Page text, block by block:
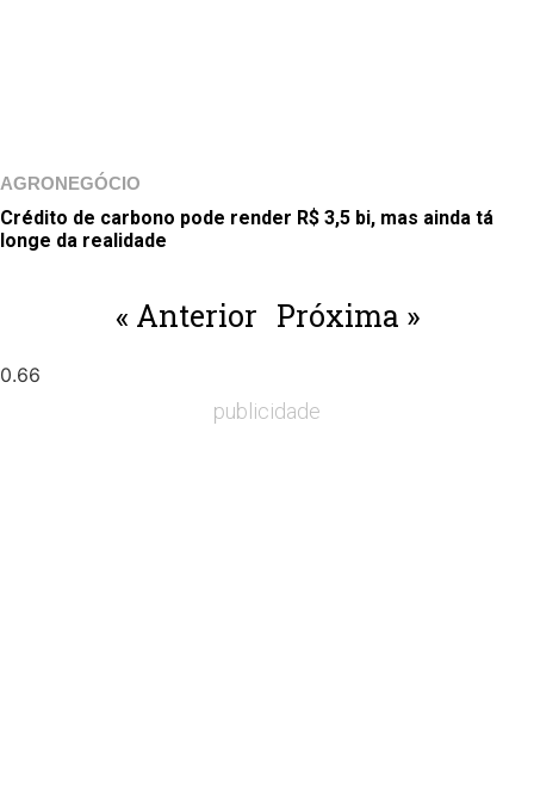
AGRONEGÓCIO
Crédito de carbono pode render R$ 3,5 bi, mas ainda tá
longe da realidade
« Anterior Próxima »
publicidade